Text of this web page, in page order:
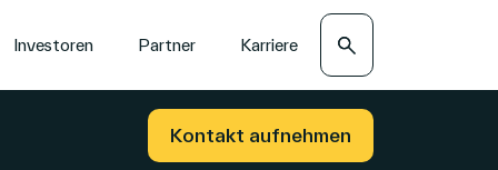
Investoren Partner Karriere Suche
Kontakt aufnehmen